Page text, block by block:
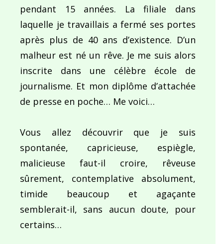
pendant 15 années. La filiale dans
laquelle je travaillais a fermé ses portes
après plus de 40 ans d’existence. D’un
malheur est né un rêve. Je me suis alors
inscrite dans une célèbre école de
journalisme. Et mon diplôme d’attachée
de presse en poche… Me voici…
Vous allez découvrir que je suis
spontanée, capricieuse, espiègle,
malicieuse faut-il croire, rêveuse
sûrement, contemplative absolument,
timide beaucoup et agaçante
semblerait-il, sans aucun doute, pour
certains…